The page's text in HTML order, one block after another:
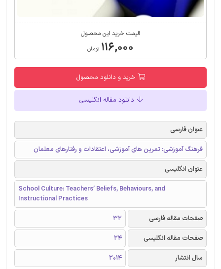
قیمت خرید این محصول
۱۱۶,۰۰۰ تومان
خرید و دانلود محصول
دانلود مقاله انگلیسی
عنوان فارسی
فرهنگ آموزشی: تمرین های آموزشی، اعتقادات و رفتارهای معلمان
عنوان انگلیسی
School Culture: Teachers’ Beliefs, Behaviours, and
Instructional Practices
صفحات مقاله فارسی
32
صفحات مقاله انگلیسی
24
سال انتشار
2014